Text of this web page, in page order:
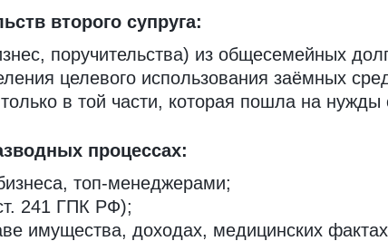
второго супруга:
поручительства) из общесемейных
целевого использования заёмных
в той части, которая пошла на нужды
процессах:
топ-менеджерами;
241 ГПК РФ);
имущества, доходах, медицинских